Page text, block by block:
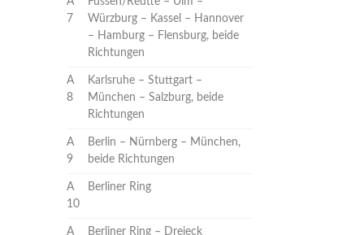
7
Würzburg – Kassel – Hannover
– Hamburg – Flensburg, beide
Richtungen
A
8
Karlsruhe – Stuttgart –
München – Salzburg, beide
Richtungen
A
9
Berlin – Nürnberg – München,
beide Richtungen
A
10
Berliner Ring
A
Berliner Ring – Dreieck